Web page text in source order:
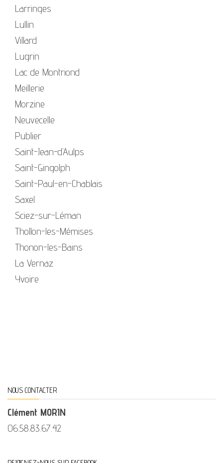
Larringes
Lullin
Villard
Lugrin
Lac de Montriond
Meillerie
Morzine
Neuvecelle
Publier
Saint-Jean-d’Aulps
Saint-Gingolph
Saint-Paul-en-Chablais
Saxel
Sciez-sur-Léman
Thollon-les-Mémises
Thonon-les-Bains
La Vernaz
Yvoire
NOUS CONTACTER
Clément MORIN
06.58.83.67.42